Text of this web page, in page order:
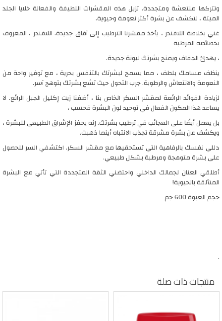
وتتركها منتعشة ومتجددة. تزيل هذه المقشرات اللطيفة والفعالة خلايا الجلد
الميتة ، لتكشف عن بشرة أكثر نعومة وحيوية.
غني بخلاصة اللافندر ، يأخذ مقشرنا الترطيب إلى آفاق جديدة. اللافندر ، المعروف
بخصائصه المرطبة
، يهدئ الجفاف ويمنح بشرتك ليونة جديدة.
ينظف مسامك بلطف ، مما يسمح لبشرتك بالتنفس بحرية ، مع توفير واحة من
النعومة والانتعاش والرطوبة. جرب التحول حيث تشع بشرتك بتوهج آسر.
لزيادة الفوائد الرائعة لمقشر السكر الخاص بنا ، أضفنا زيت إكليل الجبل الرائع. لا
يساعد هذا المكون الفعال في توحيد لون البشرة فحسب ،
بل يعمل أيضًا على العجائب في ترطيب بشرتك. إنه يحفز الإشراق الطبيعي للبشرة ،
ويكشف عن بشرة مشرقة تجذب الانتباه أينما ذهبت.
دللي نفسك بالرفاهية التي تستحقيها مع مقشر السكر. اكتشفي السر للحصول
على بشرة متوهجة ومرطبة بشكل طبيعي.
أطلقي العنان لجمالك الداخلي واحتضني الثقة المتجددة التي تأتي مع البشرة
المتألقة بالحيوية!
حجم العبوة 600 جم
.
منتجات ذات صلة